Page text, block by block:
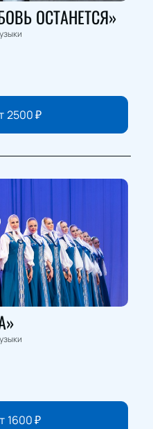
ОСТАНЕТСЯ»
2500₽
1600₽